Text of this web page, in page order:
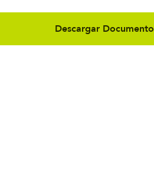
Descargar Documento